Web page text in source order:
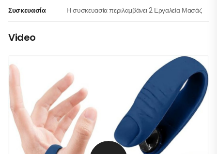
Συσκευασία Η συσκευασία περιλαμβάνει 2 Εργαλεία Μασάζ
Video